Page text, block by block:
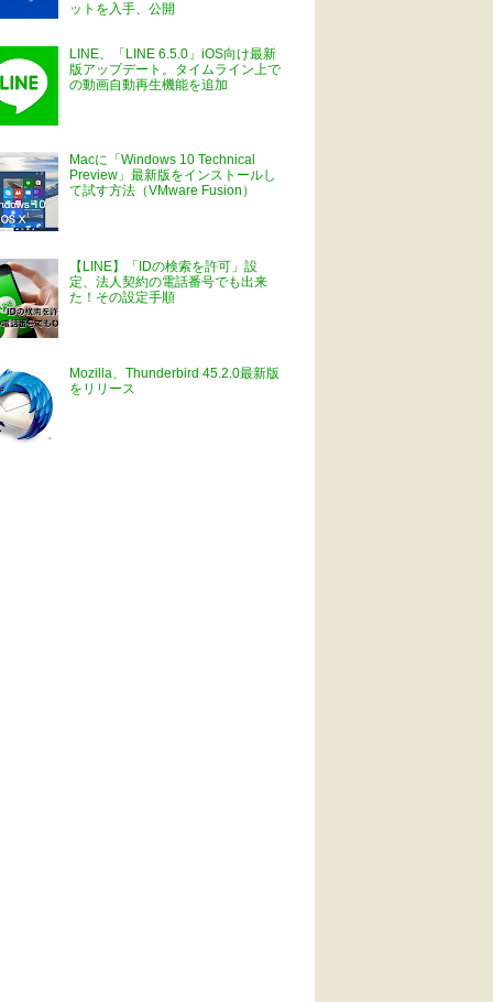
ットを入手、公開
LINE、「LINE 6.5.0」iOS向け最新
版アップデート。タイムライン上で
の動画自動再生機能を追加
Macに「Windows 10 Technical
Preview」最新版をインストールし
て試す方法（VMware Fusion）
【LINE】「IDの検索を許可」設
定、法人契約の電話番号でも出来
た！その設定手順
Mozilla、Thunderbird 45.2.0最新版
をリリース